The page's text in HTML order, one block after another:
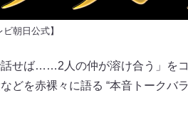
朝日公式】
せば……2人の仲が溶け合う」を
どを赤裸々に語る “本音トークバラ